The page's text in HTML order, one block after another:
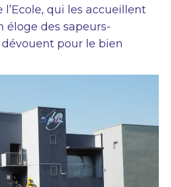
qui les accueillent
éloge des sapeurs-
pour le bien